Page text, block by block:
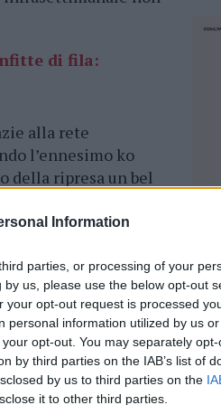
Information
parties, or processing of your
us, please use the below opt-out
opt-out request is processed
personal information utilized by us
opt-out. You may separately
by third parties on the IAB’s list of
by us to third parties on the
it to other third parties.
di fila:
alla rete
l’ennesimo ko
della ripresa un bel
il portiere non
davanti a
all’Olbia la
resta presidente